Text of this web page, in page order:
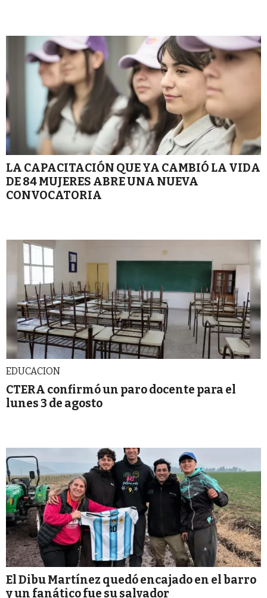
LA CAPACITACIÓN QUE YA CAMBIÓ LA VIDA
DE 84 MUJERES ABRE UNA NUEVA
CONVOCATORIA
EDUCACION
CTERA confirmó un paro docente para el
lunes 3 de agosto
El Dibu Martínez quedó encajado en el barro
y un fanático fue su salvador